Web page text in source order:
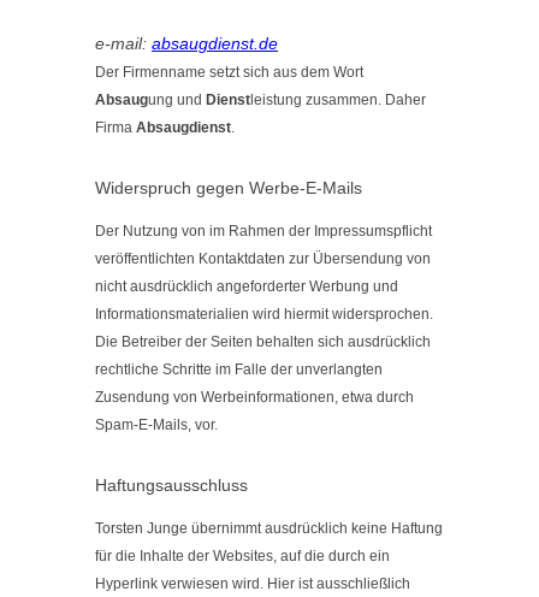
e-mail: absaugdienst.de
Der Firmenname setzt sich aus dem Wort
Absaugung und Dienst leistung zusammen. Daher
Firma Absaugdienst.
Widerspruch gegen Werbe-E-Mails
Der Nutzung von im Rahmen der Impressumspflicht
veröffentlichten Kontaktdaten zur Übersendung von
nicht ausdrücklich angeforderter Werbung und
Informationsmaterialien wird hiermit widersprochen.
Die Betreiber der Seiten behalten sich ausdrücklich
rechtliche Schritte im Falle der unverlangten
Zusendung von Werbeinformationen, etwa durch
Spam-E-Mails, vor.
Haftungsausschluss
Torsten Junge übernimmt ausdrücklich keine Haftung
für die Inhalte der Websites, auf die durch ein
Hyperlink verwiesen wird. Hier ist ausschließlich